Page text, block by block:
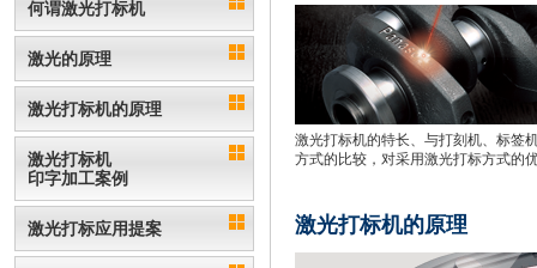
何谓激光打标机
激光的原理
激光打标机的原理
激光打标机
印字加工案例
激光打标应用提案
激光打标机的特长、与打刻机、标签
方式的比较，对采用激光打标方式的
激光打标机的原理